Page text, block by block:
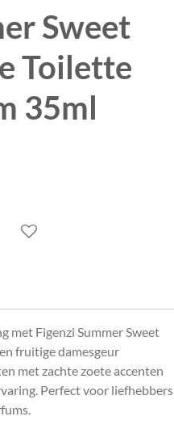
Sweet
Toilette
35ml
met Figenzi Summer Sweet
fruitige damesgeur
met zachte zoete accenten
Perfect voor liefhebbers